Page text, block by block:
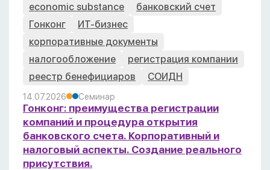
economic substance
банковский счет
Гонконг
ИТ-бизнес
корпоративные документы
налогообложение
регистрация компании
реестр бенефициаров
СОИДН
14.07.2026 Семинар
Гонконг: преимущества регистрации
компаний и процедура открытия
банковского счета. Корпоративный и
налоговый аспекты. Создание реального
присутствия.